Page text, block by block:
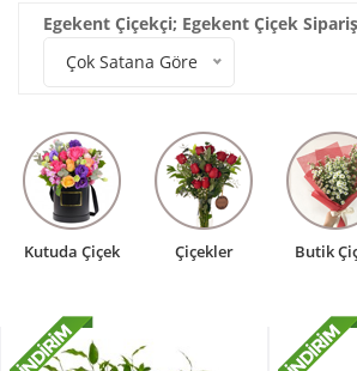
Egekent Çiçekçi; Egekent Çiçek
Çok Satana Göre
Kutuda Çiçek Çiçekler Butik